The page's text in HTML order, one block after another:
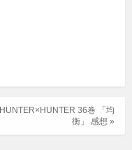
HUNTER×HUNTER 36巻 「均
衡」 感想 »